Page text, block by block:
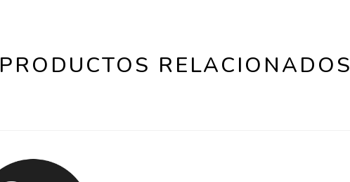
PRODUCTOS RELACIONADOS